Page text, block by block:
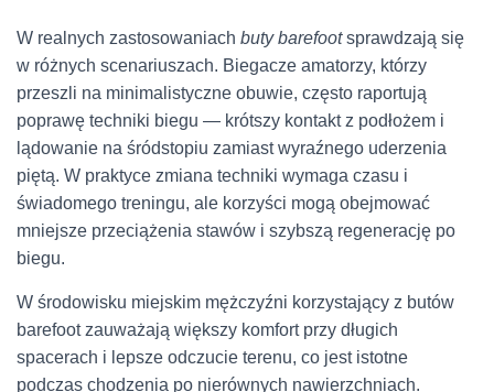
W realnych zastosowaniach buty barefootsprawdzają się
w różnych scenariuszach. Biegacze amatorzy, którzy
przeszli na minimalistyczne obuwie, często raportują
poprawę techniki biegu — krótszy kontakt z podłożem i
lądowanie na śródstopiu zamiast wyraźnego uderzenia
piętą. W praktyce zmiana techniki wymaga czasu i
świadomego treningu, ale korzyści mogą obejmować
mniejsze przeciążenia stawów i szybszą regenerację po
biegu.
W środowisku miejskim mężczyźni korzystający z butów
barefoot zauważają większy komfort przy długich
spacerach i lepsze odczucie terenu, co jest istotne
podczas chodzenia po nierównych nawierzchniach.